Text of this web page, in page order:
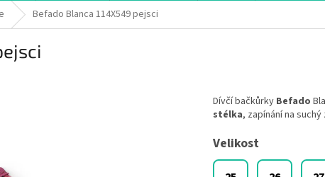
Befado Blanca 114X549 pejsci
Velikost
Dívčí bačkůrky Befado
stélka, zapínání na